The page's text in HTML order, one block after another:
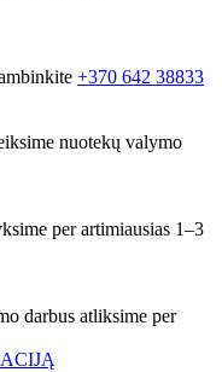
+370 642 38833
nuotekų valymo
per artimiausias 1–3
darbus atliksime per